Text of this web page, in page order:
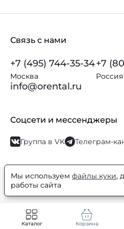
Связь с нами
+7 (495) 744-35-34
Москва
+7
Россия
info@orental.ru
Соцсети и мессенджеры
Группа в VK Телеграм-
© Orental.ru 2007–2026Интернет-
косметики
Каталог Корзина
Мы используем файлы куки,
работы сайта